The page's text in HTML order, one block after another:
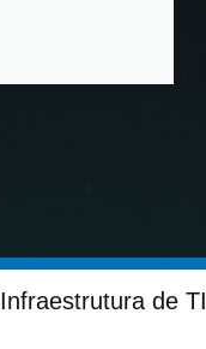
Infraestrutura de TI